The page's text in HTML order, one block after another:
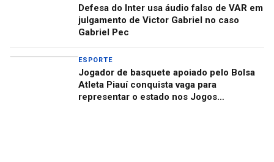
Defesa do Inter usa áudio falso de VAR em
julgamento de Victor Gabriel no caso
Gabriel Pec
ESPORTE
Jogador de basquete apoiado pelo Bolsa
Atleta Piauí conquista vaga para
representar o estado nos Jogos